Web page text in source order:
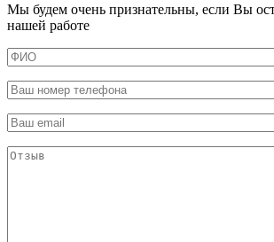
Мы будем очень признательны, если Вы
нашей работе